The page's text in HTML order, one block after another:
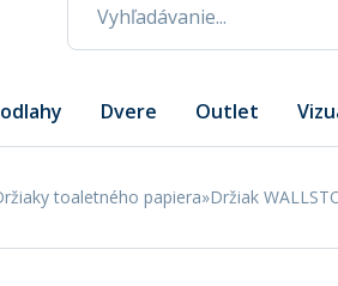
Dvere Outlet
toaletného papiera»Držiak